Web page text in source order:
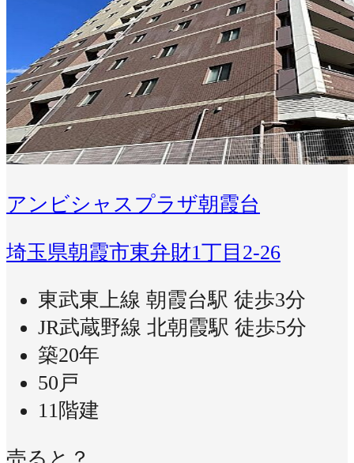
アンビシャスプラザ朝霞台
埼玉県朝霞市東弁財1丁目2-26
東武東上線 朝霞台駅 徒歩3分
JR武蔵野線 北朝霞駅 徒歩5分
築20年
50戸
11階建